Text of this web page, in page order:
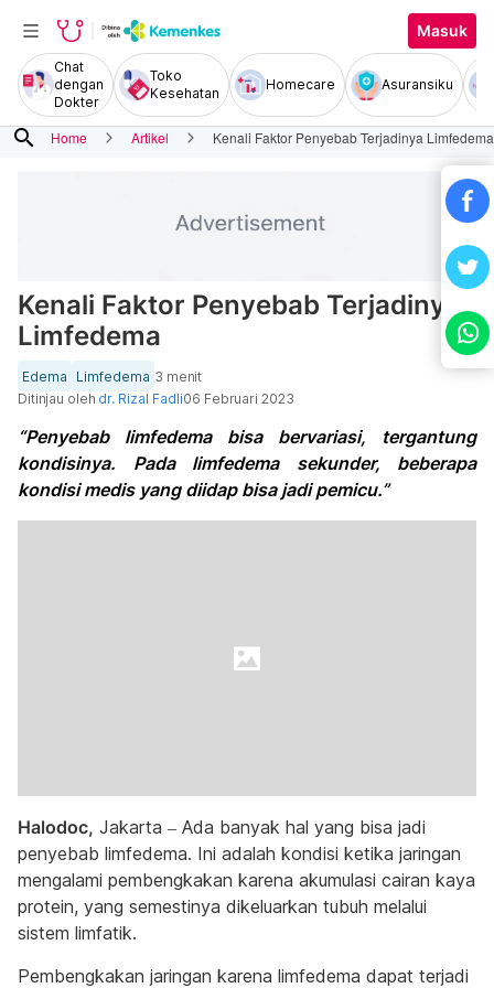
Masuk
Chat
dengan
Dokter
Toko
Kesehatan
Homecare Asuransiku
search Home Artikel Kenali Faktor Penyebab Terjadinya Limfedema
Kenali Faktor Penyebab Terjadinya
Limfedema
Edema Limfedema 3 menit
Ditinjau oleh dr. Rizal Fadli06 Februari 2023
“Penyebab limfedema bisa bervariasi, tergantung
kondisinya. Pada limfedema sekunder, beberapa
kondisi medis yang diidap bisa jadi pemicu.”
Halodoc, Jakarta – Ada banyak hal yang bisa jadi
penyebab limfedema. Ini adalah kondisi ketika jaringan
mengalami pembengkakan karena akumulasi cairan kaya
protein, yang semestinya dikeluarkan tubuh melalui
sistem limfatik.
Pembengkakan jaringan karena limfedema dapat terjadi